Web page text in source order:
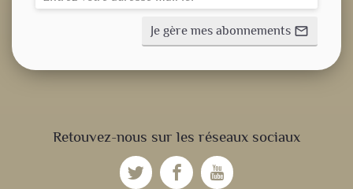
Retouvez-nous sur les réseaux sociaux
Je gère mes abonnements mail_outline